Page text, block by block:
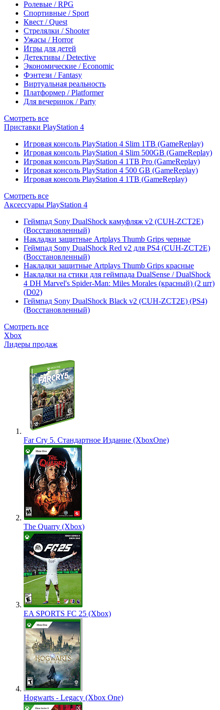
Ролевые / RPG
Спортивные / Sport
Квест / Quest
Стрелялки / Shooter
Ужасы / Horror
Игры для детей
Детективы / Detective
Экономические / Economic
Фэнтези / Fantasy
Виртуальная реальность
Платформер / Platformer
Для вечеринок / Party
Смотреть все
Приставки PlayStation 4
Игровая консоль PlayStation 4 Slim 1TB (GameReplay)
Игровая консоль PlayStation 4 Slim 500GB (GameReplay)
Игровая консоль PlayStation 4 1TB Pro (GameReplay)
Игровая консоль PlayStation 4 500 GB (GameReplay)
Игровая консоль PlayStation 4 1TB (GameReplay)
Смотреть все
Аксессуары PlayStation 4
Геймпад Sony DualShock камуфляж v2 (CUH-ZCT2E)
(Восстановленный)
Накладки защитные Artplays Thumb Grips черные
Геймпад Sony DualShock Red v2 для PS4 (CUH-ZCT2E)
(Восстановленный)
Накладки защитные Artplays Thumb Grips красные
Накладки на стики для геймпада DualSense / DualShock
4 DH Marvel's Spider-Man: Miles Morales (красный) (2 шт)
(D02)
Геймпад Sony DualShock Black v2 (CUH-ZCT2E) (PS4)
(Восстановленный)
Смотреть все
Xbox
Лидеры продаж
Far Cry 5. Стандартное Издание (XboxOne)
The Quarry (Xbox)
EA SPORTS FC 25 (Xbox)
Hogwarts - Legacy (Xbox One)